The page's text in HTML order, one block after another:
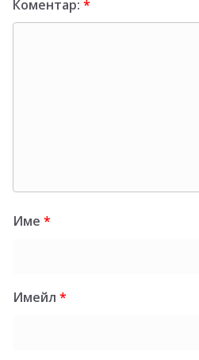
Коментар: *
Име *
Имейл *